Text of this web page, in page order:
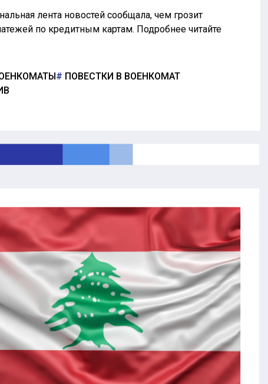
лента новостей сообщала, чем грозит
по кредитным картам. Подробнее читайте
ПОВЕСТКИ В ВОЕНКОМАТ